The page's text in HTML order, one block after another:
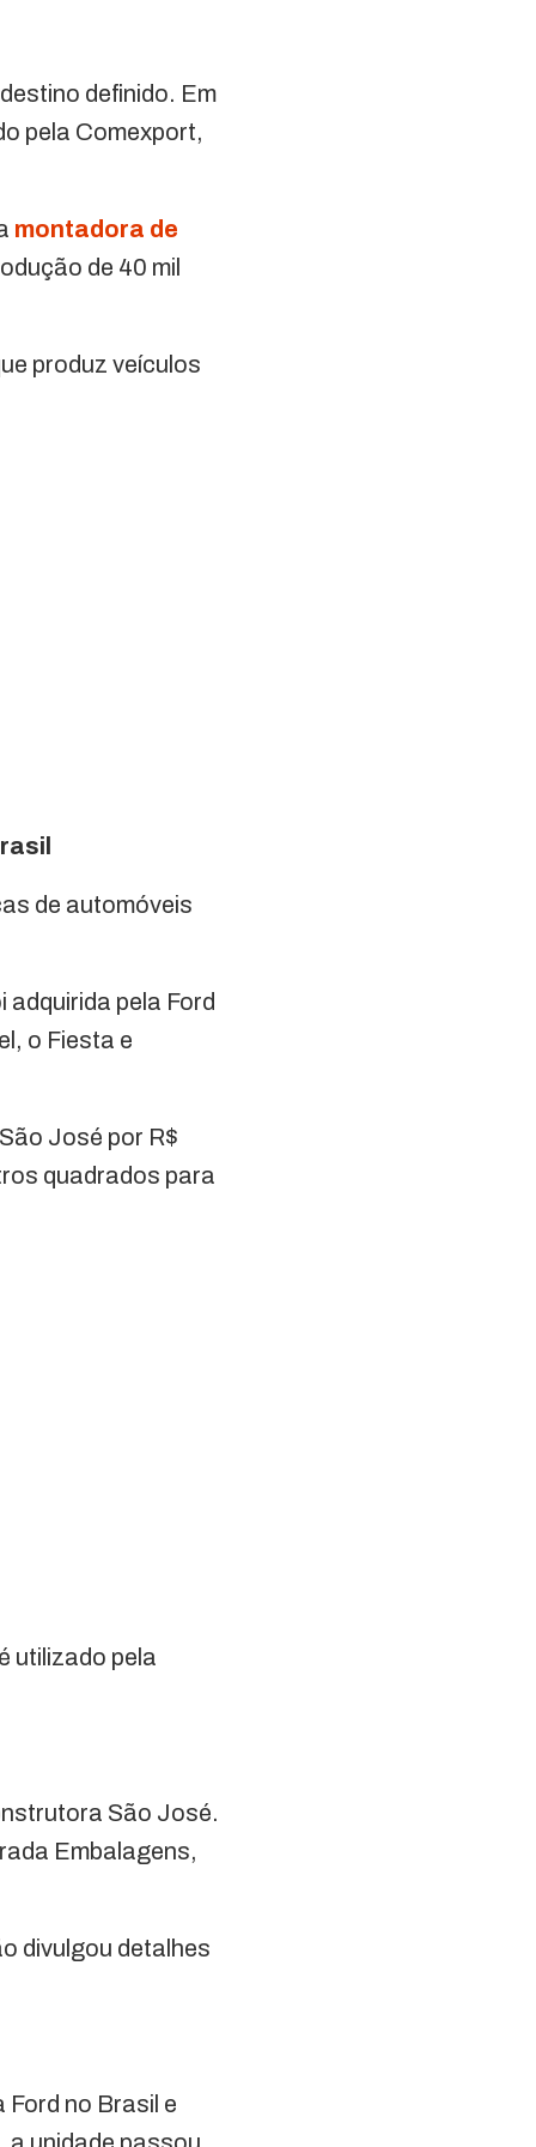
definido. Em
pela Comexport,
montadora de
de 40 mil
produz veículos
de automóveis
pela Ford
o Fiesta e
José por R$
quadrados para
utilizado pela
São José.
Embalagens,
divulgou detalhes
Ford no Brasil e